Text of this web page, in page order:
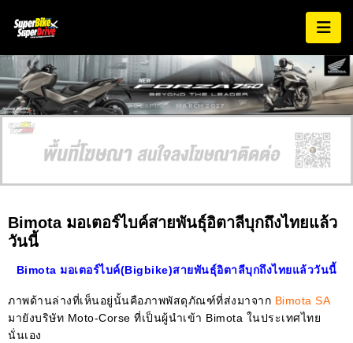
AD EXPIRES: MARCH 2027
Bimota มอเตอร์ไบค์สายพันธ์ุอิตาลีบุกถึงไทยแล้ว
วันนี้
Bimota มอเตอร์ไบค์(Bigbike)สายพันธ์ุอิตาลีบุกถึงไทยแล้ววันนี้
ภาพด้านล่างที่เห็นอยู่นั้นคือภาพพัสดุภัณฑ์ที่ส่งมาจาก Bimota SA
มายังบริษัท Moto-Corse ที่เป็นผู้นำเข้า Bimota ในประเทศไทย
นั่นเอง